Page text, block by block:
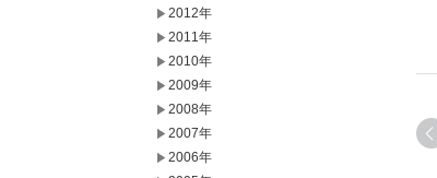
2012年
2011年
2010年
2009年
2008年
2007年
2006年